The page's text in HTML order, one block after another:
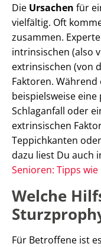
Die Ursachen für
vielfältig. Oft
zusammen.
intrinsischen (also
extrinsischen (von
Faktoren.
beispielsweise
Schlaganfall oder
extrinsischen
Teppichkanten
dazu liest Du auch
Senioren: Tipps
Welche
Für Betroffene ist